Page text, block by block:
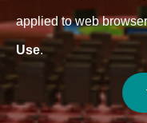
applied to web
Use.